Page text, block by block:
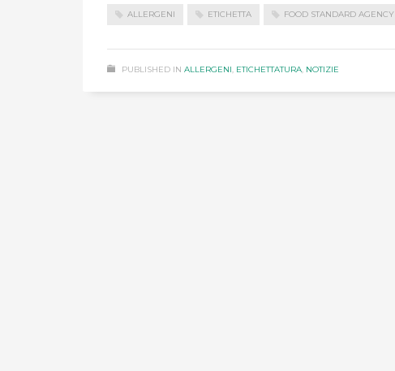
ALLERGENI ETICHETTA FOOD STANDARD AGENCY
PUBLISHED IN ALLERGENI, ETICHETTATURA, NOTIZIE